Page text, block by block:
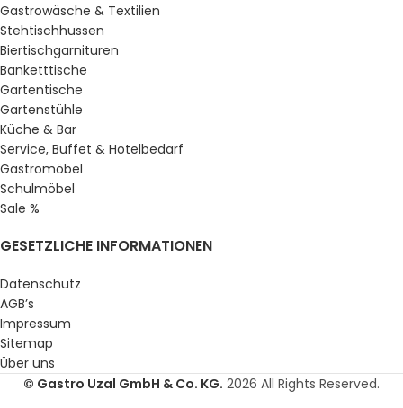
Gastrowäsche & Textilien
Stehtischhussen
Biertischgarnituren
Banketttische
Gartentische
Gartenstühle
Küche & Bar
Service, Buffet & Hotelbedarf
Gastromöbel
Schulmöbel
Sale %
GESETZLICHE INFORMATIONEN
Datenschutz
AGB’s
Impressum
Sitemap
Über uns
© Gastro Uzal GmbH & Co. KG. 2026 All Rights Reserved.